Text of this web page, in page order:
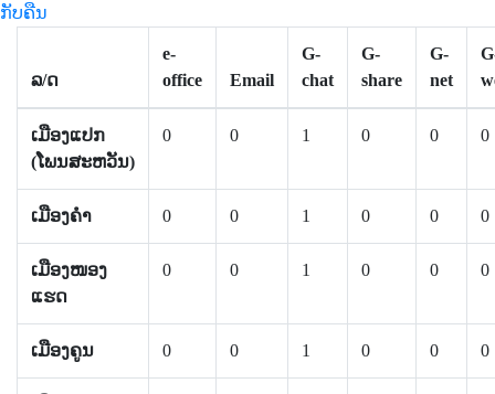
ກັບຄືນ
ລ/ດ
e-
office
Email
G-
chat
G-
share
G-
net
ເມືອງແປກ
(ໂພນສະຫວັນ)
0 0 1 0 0 0
ເມືອງຄຳ 0 0 1 0 0 0
ເມືອງໜອງ
ແຮດ
0 0 1 0 0 0
ເມືອງຄູນ 0 0 1 0 0 0